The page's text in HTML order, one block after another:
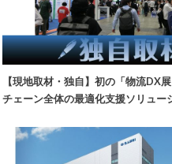
【現地取材・独自】初の「物流DX
チェーン全体の最適化支援ソリュー